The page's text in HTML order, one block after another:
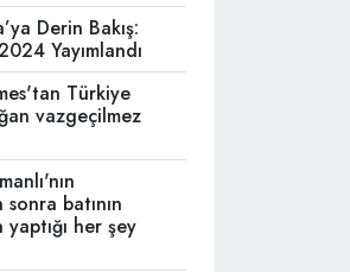
Derin Bakış:
Yayımlandı
Türkiye
vazgeçilmez
sonra batının
her şey